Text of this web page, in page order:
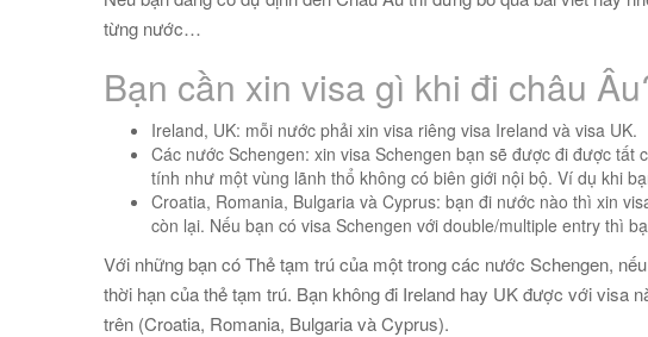
từng nước…
Bạn cần xin visa gì khi đi châu
Ireland, UK: mỗi nước phải xin visa riêng visa Ireland và visa UK.
Các nước Schengen: xin visa Schengen bạn sẽ được đi được
tính như một vùng lãnh thổ không có biên giới nội bộ. Ví dụ khi
Croatia, Romania, Bulgaria và Cyprus: bạn đi nước nào thì xin
còn lại. Nếu bạn có visa Schengen với double/multiple entry thì
Với những bạn có Thẻ tạm trú của một trong các nước Schengen,
thời hạn của thẻ tạm trú. Bạn không đi Ireland hay UK được với visa
trên (Croatia, Romania, Bulgaria và Cyprus).